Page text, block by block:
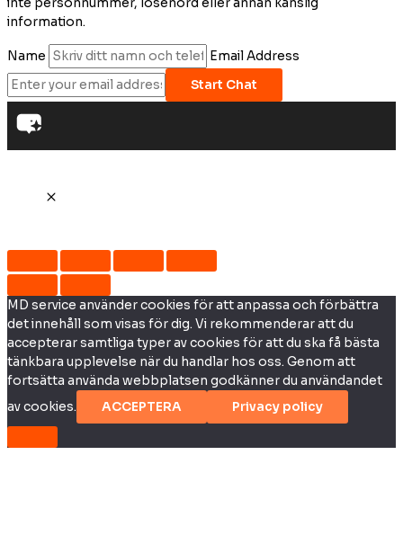
inte personnummer, lösenord eller annan känslig
information.
Name
Email Address
Start Chat
MD service använder cookies för att anpassa och förbättra
det innehåll som visas för dig. Vi rekommenderar att du
accepterar samtliga typer av cookies för att du ska få bästa
tänkbara upplevelse när du handlar hos oss. Genom att
fortsätta använda webbplatsen godkänner du användandet
av cookies.
ACCEPTERA Privacy policy